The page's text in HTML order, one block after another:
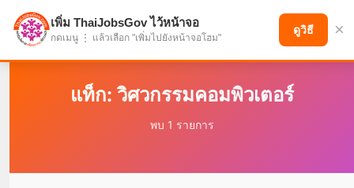
แบ่งปันโอกาส เพื่ออนาคตที่ก้าวหน้า
แท็ก: วิศวกรรมคอมพิวเตอร์
พบ 1 รายการ
เพิ่ม ThaiJobsGov ไว้หน้าจอ
กดเมนู ⋮ แล้วเลือก "เพิ่มไปยังหน้าจอโฮม"
ดูวิธี ×